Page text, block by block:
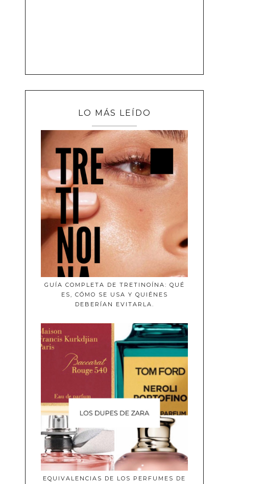
LO MÁS LEÍDO
GUÍA COMPLETA DE TRETINOÍNA: QUÉ
ES, CÓMO SE USA Y QUIÉNES
DEBERÍAN EVITARLA.
EQUIVALENCIAS DE LOS PERFUMES DE